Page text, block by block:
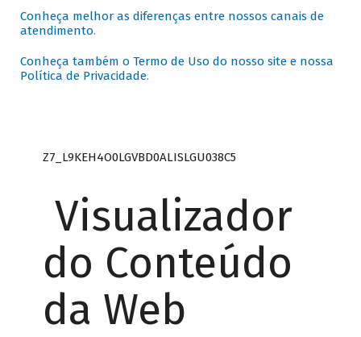
Conheça melhor as diferenças entre nossos canais de
atendimento.
Conheça também o Termo de Uso do nosso site e nossa
Política de Privacidade.
Z7_L9KEH4O0LGVBD0ALISLGU038C5
Visualizador
do Conteúdo
da Web